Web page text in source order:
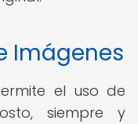
Imágenes
el uso de
siempre y